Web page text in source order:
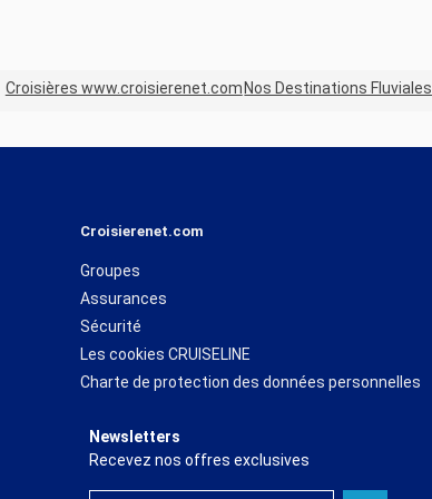
Croisières www.croisierenet.com Nos Destinations Fluviales
Croisierenet.com
Groupes
Assurances
Sécurité
Les cookies CRUISELINE
Charte de protection des données personnelles
Newsletters
Recevez nos offres exclusives